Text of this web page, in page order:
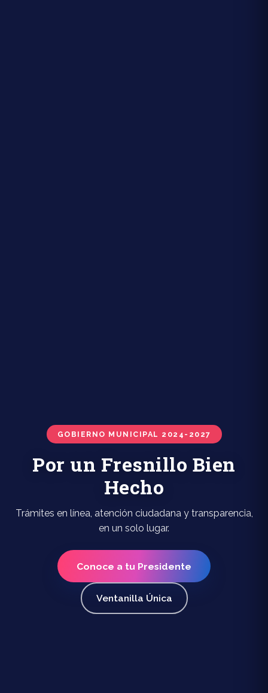
GOBIERNO MUNICIPAL 2024-2027
Por un Fresnillo Bien
Hecho
Trámites en línea, atención ciudadana y transparencia,
en un solo lugar.
Conoce a tu Presidente
Ventanilla Única